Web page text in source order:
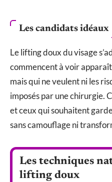
Les candidats idéaux
Le lifting doux du visage
commencent à voir
mais qui ne veulent ni les
imposés par une chirurgie.
et ceux qui souhaitent
sans camouflage ni
Les techniques
lifting doux